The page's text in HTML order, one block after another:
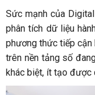
Sức mạnh của
phân tích dữ liệu
phương thức tiếp cận
trên nền tảng số
khác biệt, ít tạo được